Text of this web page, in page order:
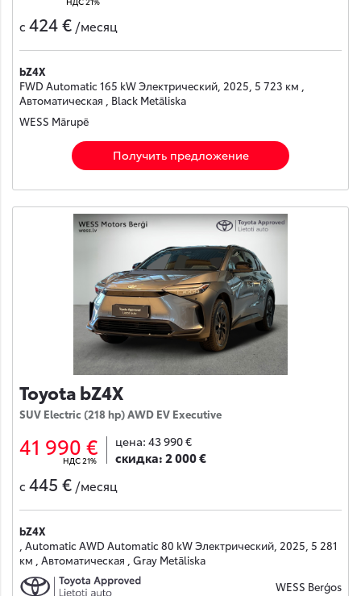
с 424 € /месяц
bZ4X
FWD Automatic 165 kW Электрический, 2025, 5 723 км ,
Автоматическая , Black Metāliska
WESS Mārupē
Получить предложение
Toyota bZ4X
SUV Electric (218 hp) AWD EV Executive
41 990 €
НДС 21%
цена: 43 990 €
скидка:2 000 €
с 445 € /месяц
bZ4X
, Automatic AWD Automatic 80 kW Электрический, 2025, 5 281
км , Автоматическая , Gray Metāliska
WESS Berģos